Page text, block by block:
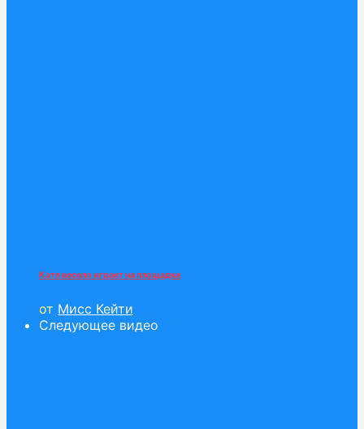
Катя весело играет на площадке
от Мисс Кейти
Следующее видео